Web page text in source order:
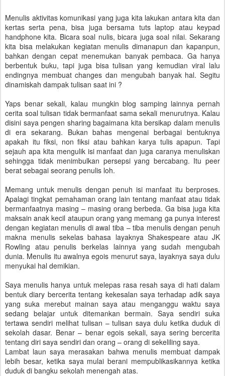
Menulis aktivitas komunikasi yang juga kita lakukan antara kita dan
kertas serta pena, bisa juga bersama tuts laptop atau keypad
handphone kita. Bicara soal nulis, bicara juga soal nilai. Sekarang
kita bisa melakukan kegiatan menulis dimanapun dan kapanpun,
bahkan dengan cepat menemukan banyak pembaca. Ga hanya
berbentuk buku, tapi juga bisa tulisan yang kemudian viral lalu
endingnya membuat changes dan mengubah banyak hal. Segitu
dinamiskah dampak tulisan saat ini ?
Yaps benar sekali, kalau mungkin blog samping lainnya pernah
cerita soal tulisan tidak bermanfaat sama sekali menurutnya. Kalau
disini saya pengen sharing bagaimana kita bersikap dalam menulis
di era sekarang. Bukan bahas mengenai berbagai bentuknya
apakah itu fiksi, non fiksi atau bahkan karya tulis apapun. Tapi
sejauh apa kita mengulik isi manfaat dan juga caranya menuliskan
sehingga tidak menimbulkan persepsi yang bercabang. Itu peer
berat sebagai seorang penulis loh.
Memang untuk menulis dengan penuh isi manfaat itu berproses.
Apalagi tingkat pemahaman orang lain tentang manfaat atau tidak
bermanfaatnya masing – masing orang berbeda. Ga bisa juga kita
maksain anak kecil ataupun orang yang memang ga punya interest
dengan kegiatan menulis di awal tiba – tiba menulis dengan penuh
makna menulis sekelas bahasa layaknya Shakespeare atau JK
Rowling atau penulis berkelas lainnya yang sudah mengubah
dunia. Menulis itu awalnya egois menurut saya, layaknya saya dulu
menyukai hal demikian.
Saya menulis hanya untuk melepas rasa resah saya di hati dalam
bentuk diary bercerita tentang kekesalan saya terhadap adik saya
yang suka merebut mainan saya atau menganggu waktu saya
sedang belajar untuk ditemankan bermain. Saya sendiri suka
tertawa sendiri melihat tulisan – tulisan saya dulu ketika duduk di
sekolah dasar. Benar – benar egois sekali, saya sering bercerita
tentang diri saya sendiri dan orang – orang di sekeliling saya.
Lambat laun saya merasakan bahwa menulis membuat dampak
lebih besar, ketika saya mulai berani mempublikasikannya ketika
duduk di bangku sekolah menengah atas.